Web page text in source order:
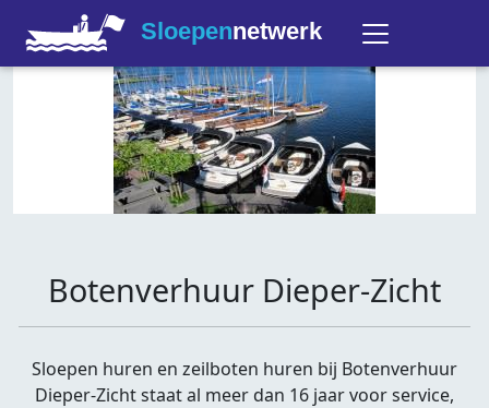
Sloepennetwerk
Botenverhuur Dieper-Zicht
Sloepen huren en zeilboten huren bij Botenverhuur
Dieper-Zicht staat al meer dan 16 jaar voor service,